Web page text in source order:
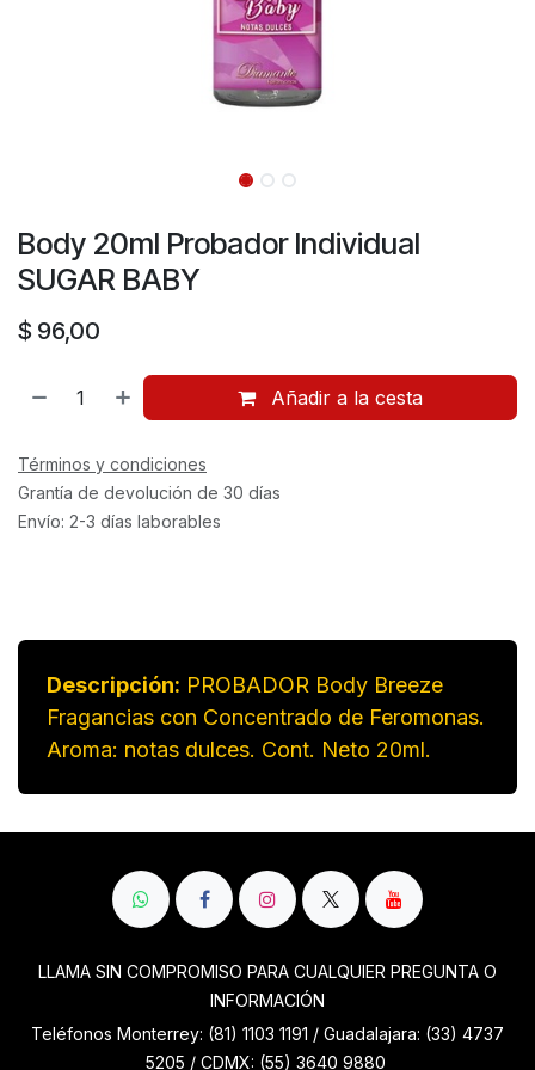
Body 20ml Probador Individual
SUGAR BABY
$ 96,00
Añadir a la cesta
Términos y condiciones
Grantía de devolución de 30 días
Envío: 2-3 días laborables
Descripción: PROBADOR Body Breeze
Fragancias con Concentrado de Feromonas.
Aroma: notas dulces. Cont. Neto 20ml.
LLAMA SIN COMPROMISO PARA CUALQUIER PREGUNTA O
INFORMACIÓN
Teléfonos Monterrey: (81) 1103 1191 / Guadalajara: (33) 4737
5205 / CDMX: (55) 3640 9880